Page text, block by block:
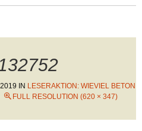
IN LESERAKTION: WIEVIEL BETON
FULL RESOLUTION (620 × 347)